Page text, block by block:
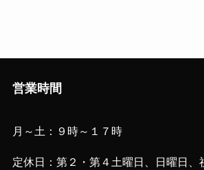
営業時間
月～土：９時～１７時
定休日：第２・第４土曜日、日曜日、